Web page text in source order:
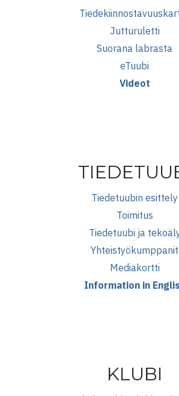
Jutturuletti
Suorana labrasta
eTuubi
Videot
Tiedetuubin esittely
Toimitus
Tiedetuubi ja
Yhteistyökumppanit
Mediakortti
Information in
KLUBI